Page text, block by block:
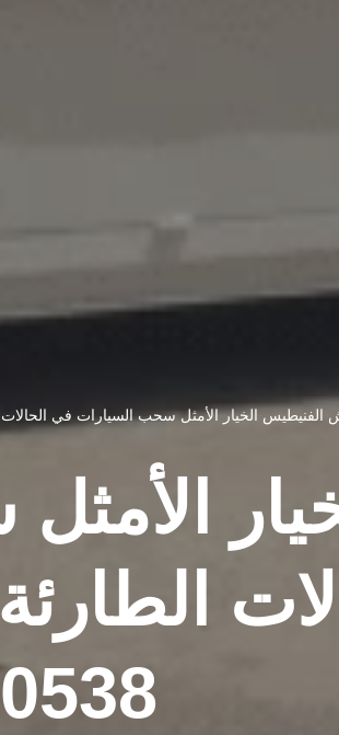
الفنيطيس الخيار الأمثل سحب السيارات في الحالات